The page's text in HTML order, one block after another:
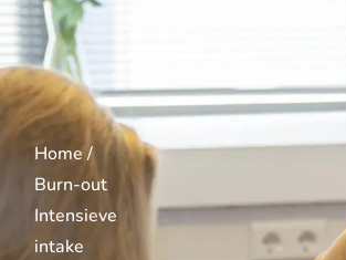
Home /
Burn-out
Intensieve
intake